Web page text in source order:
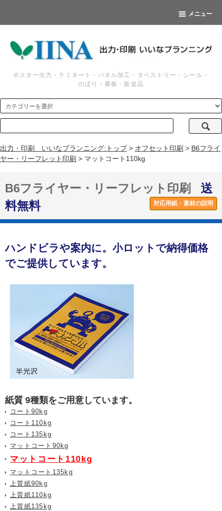
メニュー
ポスター出力・ラミネート・パネル加工・タペストリー・シール・
のぼり・看板・販促品
出力・印刷 いいなプランニング:トップ> オフセット印刷 > B6フライ
ヤー・リーフレット印刷 > マットコート110kg
B6フライヤー・リーフレット印刷
送
料無料
対応用紙・素材の説明
ハンドビラや案内に。小ロットで納得価格
でご提供しています。
紙質 9種類をご用意しています。
コート90kg
コート110kg
コート135kg
マットコート90kg
マットコート110kg
マットコート135kg
上質紙90kg
上質紙110kg
上質紙135kg